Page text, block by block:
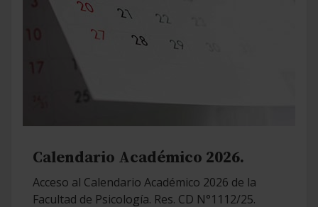
Calendario Académico 2026.
Acceso al Calendario Académico 2026 de la
Facultad de Psicología. Res. CD N°1112/25.